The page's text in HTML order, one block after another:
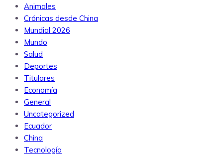
Animales
Crónicas desde China
Mundial 2026
Mundo
Salud
Deportes
Titulares
Economía
General
Uncategorized
Ecuador
China
Tecnología